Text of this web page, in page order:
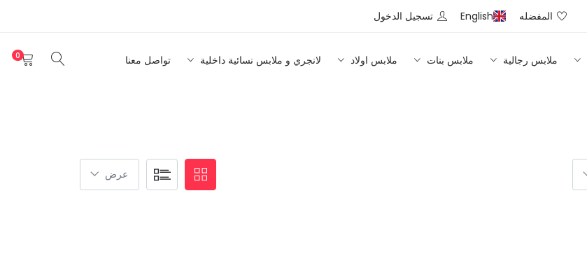
المفضله English تسجيل الدخول
ملابس رجالية ملابس بنات ملابس اولاد لانجري و ملابس نسائية داخلية تواصل معنا 0